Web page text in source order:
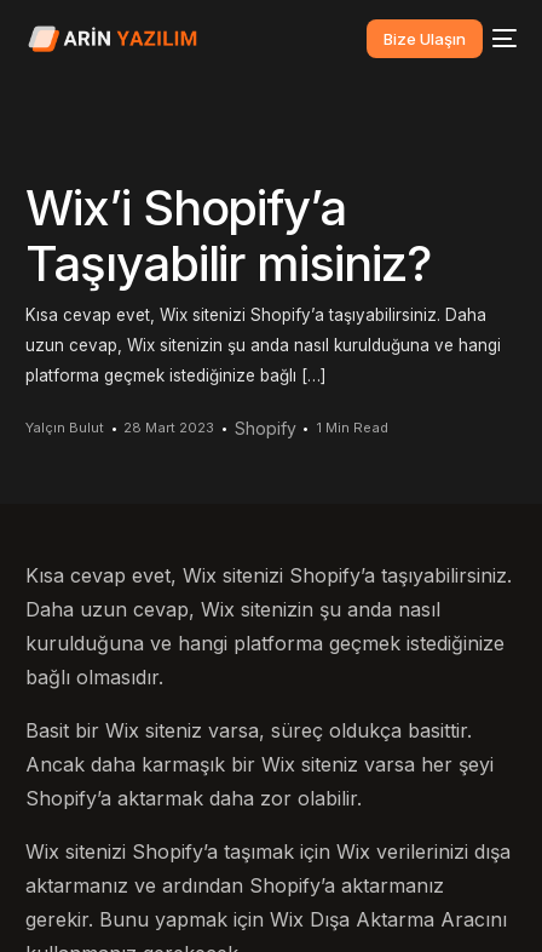
Bize Ulaşın
Wix’i Shopify’a
Taşıyabilir misiniz?
Kısa cevap evet, Wix sitenizi Shopify’a taşıyabilirsiniz. Daha
uzun cevap, Wix sitenizin şu anda nasıl kurulduğuna ve hangi
platforma geçmek istediğinize bağlı […]
Yalçın Bulut 28 Mart 2023 Shopify 1 Min Read
Kısa cevap evet, Wix sitenizi Shopify’a taşıyabilirsiniz.
Daha uzun cevap, Wix sitenizin şu anda nasıl
kurulduğuna ve hangi platforma geçmek istediğinize
bağlı olmasıdır.
Basit bir Wix siteniz varsa, süreç oldukça basittir.
Ancak daha karmaşık bir Wix siteniz varsa her şeyi
Shopify’a aktarmak daha zor olabilir.
Wix sitenizi Shopify’a taşımak için Wix verilerinizi dışa
aktarmanız ve ardından Shopify’a aktarmanız
gerekir. Bunu yapmak için Wix Dışa Aktarma Aracını